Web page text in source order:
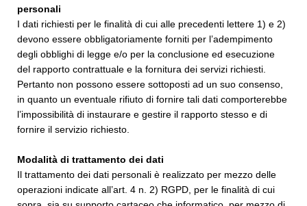
personali
I dati richiesti per le finalità di cui alle precedenti lettere 1) e 2)
devono essere obbligatoriamente forniti per l’adempimento
degli obblighi di legge e/o per la conclusione ed esecuzione
del rapporto contrattuale e la fornitura dei servizi richiesti.
Pertanto non possono essere sottoposti ad un suo consenso,
in quanto un eventuale rifiuto di fornire tali dati comporterebbe
l’impossibilità di instaurare e gestire il rapporto stesso e di
fornire il servizio richiesto.
Modalità di trattamento dei dati
Il trattamento dei dati personali è realizzato per mezzo delle
operazioni indicate all’art. 4 n. 2) RGPD, per le finalità di cui